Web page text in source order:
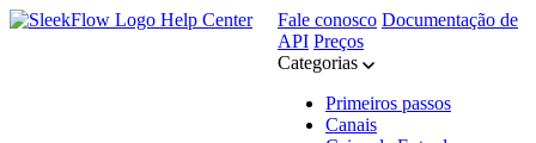
Help Center Fale conosco Documentação de
API Preços
Categorias
Primeiros passos
Canais